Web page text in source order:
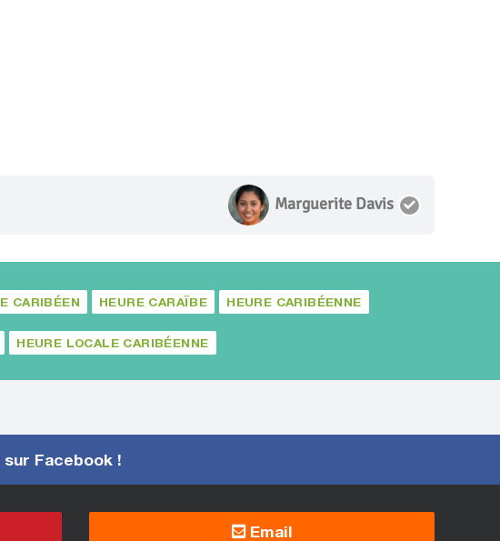
Marguerite Davis
CARIBÉEN HEURE CARAÏBE HEURE CARIBÉENNE
HEURE LOCALE CARIBÉENNE
Facebook !
Email